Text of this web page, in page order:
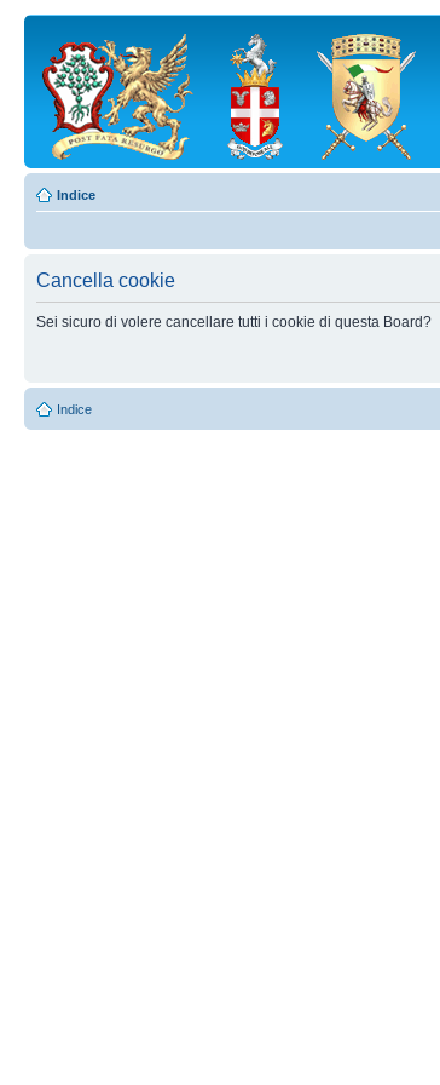
Indice
Cancella cookie
Sei sicuro di volere cancellare tutti i cookie di questa Board?
Indice